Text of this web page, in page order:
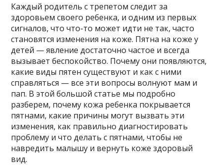
Каждый родитель с трепетом следит за
здоровьем своего ребенка, и одним из первых
сигналов, что что-то может идти не так, часто
становятся изменения на коже. Пятна на коже у
детей — явление достаточно частое и всегда
вызывает беспокойство. Почему они появляются,
какие виды пятен существуют и как с ними
справляться — все эти вопросы волнуют мам и
пап. В этой большой статье мы подробно
разберем, почему кожа ребенка покрывается
пятнами, какие причины могут вызвать эти
изменения, как правильно диагностировать
проблему и что делать с пятнами, чтобы не
навредить малышу и вернуть коже здоровый
вид.